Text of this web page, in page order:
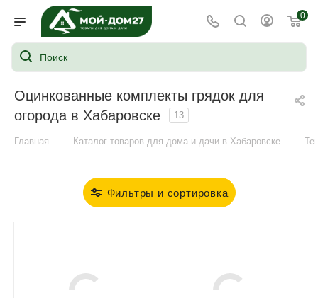
0
Оцинкованные комплекты грядок для
огорода в Хабаровске
13
Главная — Каталог товаров для дома и дачи в Хабаровске —
Фильтры и сортировка